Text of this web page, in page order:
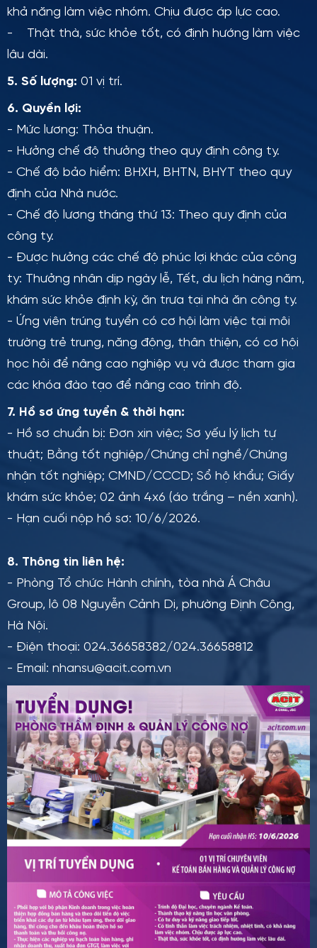
khả năng làm việc nhóm. Chịu được áp lực cao.
- Thật thà, sức khỏe tốt, có định hướng làm việc
lâu dài.
5. Số lượng: 01 vị trí.
6. Quyền lợi:
- Mức lương: Thỏa thuận.
- Hưởng chế độ thưởng theo quy định công ty.
- Chế độ bảo hiểm: BHXH, BHTN, BHYT theo quy
định của Nhà nước.
- Chế độ lương tháng thứ 13: Theo quy định của
công ty.
- Được hưởng các chế độ phúc lợi khác của công
ty: Thưởng nhân dịp ngày lễ, Tết, du lịch hàng năm,
khám sức khỏe định kỳ, ăn trưa tại nhà ăn công ty.
- Ứng viên trúng tuyển có cơ hội làm việc tại môi
trường trẻ trung, năng động, thân thiện, có cơ hội
học hỏi để nâng cao nghiệp vụ và được tham gia
các khóa đào tạo để nâng cao trình độ.
7. Hồ sơ ứng tuyển & thời hạn:
- Hồ sơ chuẩn bị: Đơn xin việc; Sơ yếu lý lịch tự
thuật; Bằng tốt nghiệp/Chứng chỉ nghề/Chứng
nhận tốt nghiệp; CMND/CCCD; Sổ hộ khẩu; Giấy
khám sức khỏe; 02 ảnh 4x6 (áo trắng – nền xanh).
- Hạn cuối nộp hồ sơ: 10/6/2026.
8. Thông tin liên hệ:
- Phòng Tổ chức Hành chính, tòa nhà Á Châu
Group, lô 08 Nguyễn Cảnh Dị, phường Định Công,
Hà Nội.
- Điện thoại: 024.36658382/024.36658812
- Email: nhansu@acit.com.vn